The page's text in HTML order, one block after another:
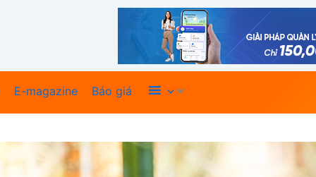
E-magazine Báo giá Xem thêm